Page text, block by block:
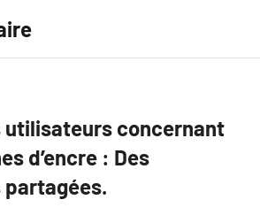
utilisateurs concernant
d’encre : Des